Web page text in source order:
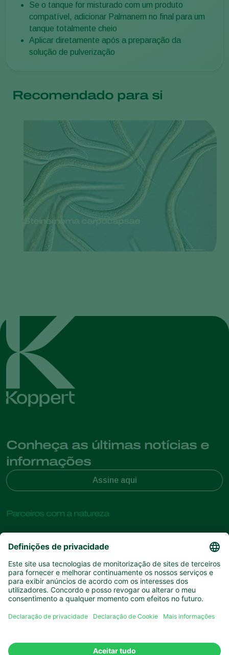
Se o tanque for misturado com um produto
compatível, adicionar Palmanem no final para um
tanque totalmente cheio
Aplicar diretamente após a preparação da
solução de pulverização
Recomendado para si
Steinernema carpocapsae
Conheça as últimas notícias e
informações
Assine aqui
Parceiros com a natureza
Insectos predadores
Vespas Parasitoides
Nemátodes benéficos
Microorganismos benéficos
Proteção de culturas
Polinização
Sobre a Koppert
Sobre a Koppert
Centro de informações
Contato
Links de Interesse
Experiências dos clientes
Koppert One
Koppert Global
Política de Privacidade